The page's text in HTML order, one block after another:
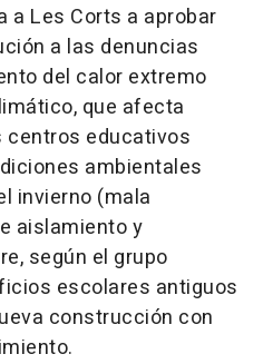
a Les Corts a aprobar
a las denuncias
del calor extremo
que afecta
centros educativos
ambientales
invierno (mala
aislamiento y
según el grupo
escolares antiguos
construcción con